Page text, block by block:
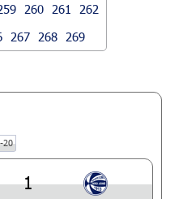
260 261
262
267 268 269
20
1